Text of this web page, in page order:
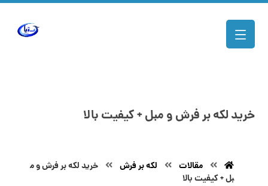
خرید لکه بر فرش و مبل + کیفیت بالا
مقالات لکه بر فرش
خرید لکه بر فرش و م
بل + کیفیت بالا